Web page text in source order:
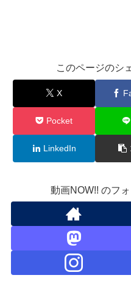
このページのシ
X
Pocket
LinkedIn
動画NOW!! のフ